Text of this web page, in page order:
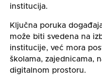
institucija.
Ključna poruka
može biti svedena na
institucije, već mora
školama, zajednicama,
digitalnom prostoru.